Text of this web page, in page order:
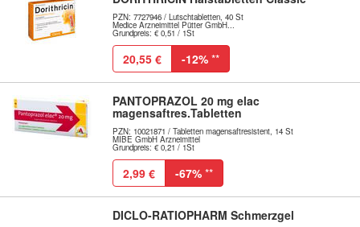
PZN: 7727946 / Lutschtabletten, 40 St
Medice Arzneimittel Pütter GmbH...
Grundpreis: € 0,51 / 1St
20,55 € -12% **
PANTOPRAZOL 20 mg elac
magensaftres.Tabletten
PZN: 10021871 / Tabletten magensaftresistent, 14 St
MIBE GmbH Arzneimittel
Grundpreis: € 0,21 / 1St
2,99 € -67% **
DICLO-RATIOPHARM Schmerzgel